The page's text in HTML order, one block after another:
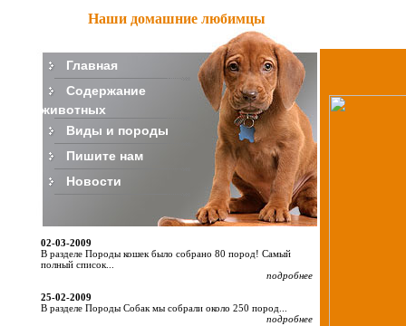
Наши домашние любимцы
Главная
Содержание
животных
Виды и породы
Пишите нам
Новости
02-03-2009
В разделе Породы кошек было собрано 80 пород! Самый
полный список...
подробнее
25-02-2009
В разделе Породы Собак мы собрали около 250 пород...
подробнее